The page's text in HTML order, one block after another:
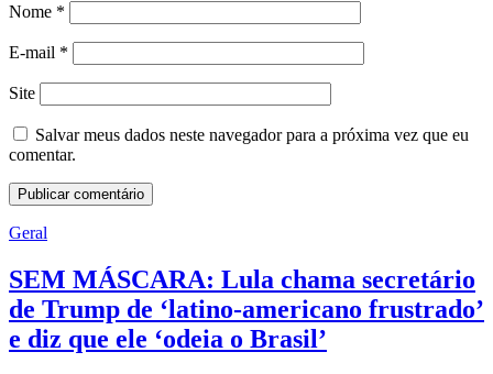
Nome *
E-mail *
Site
Salvar meus dados neste navegador para a próxima vez que eu
comentar.
Geral
SEM MÁSCARA: Lula chama secretário
de Trump de ‘latino-americano frustrado’
e diz que ele ‘odeia o Brasil’